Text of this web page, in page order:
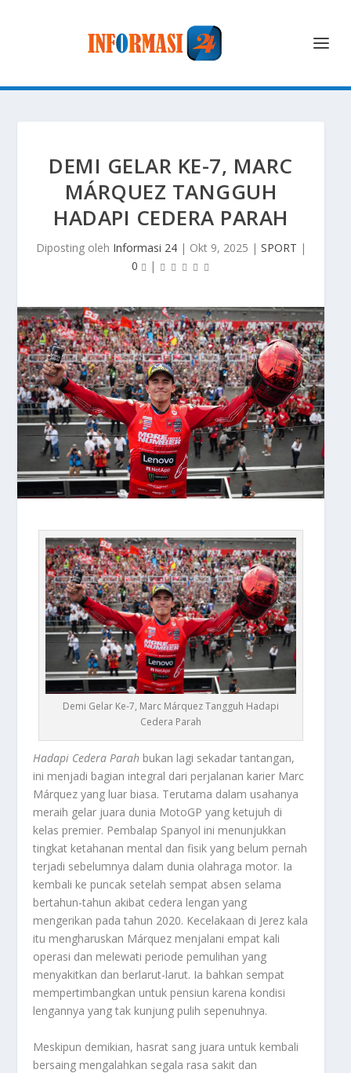
DEMI GELAR KE-7, MARC
MÁRQUEZ TANGGUH
HADAPI CEDERA PARAH
Diposting oleh Informasi 24| Okt 9, 2025 | SPORT |
0
|
Demi Gelar Ke-7, Marc Márquez Tangguh Hadapi
Cedera Parah
Hadapi Cedera Parah bukan lagi sekadar tantangan,
ini menjadi bagian integral dari perjalanan karier Marc
Márquez yang luar biasa. Terutama dalam usahanya
meraih gelar juara dunia MotoGP yang ketujuh di
kelas premier. Pembalap Spanyol ini menunjukkan
tingkat ketahanan mental dan fisik yang belum pernah
terjadi sebelumnya dalam dunia olahraga motor. Ia
kembali ke puncak setelah sempat absen selama
bertahun-tahun akibat cedera lengan yang
mengerikan pada tahun 2020. Kecelakaan di Jerez kala
itu mengharuskan Márquez menjalani empat kali
operasi dan melewati periode pemulihan yang
menyakitkan dan berlarut-larut. Ia bahkan sempat
mempertimbangkan untuk pensiun karena kondisi
lengannya yang tak kunjung pulih sepenuhnya.
Meskipun demikian, hasrat sang juara untuk kembali
bersaing mengalahkan segala rasa sakit dan